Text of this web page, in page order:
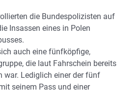
die Bundespolizisten auf
Insassen eines in Polen
auch eine fünfköpfige,
die laut Fahrschein bereits
war. Lediglich einer der fünf
seinem Pass und einer